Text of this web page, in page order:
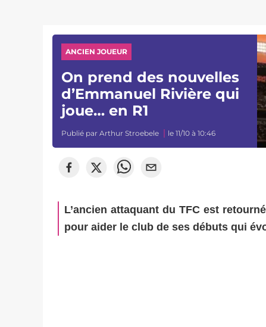
ANCIEN JOUEUR
On prend des nouvelles
d’Emmanuel Rivière qui
joue… en R1
Publié parArthur Stroebele le 11/10 à 10:46
L’ancien attaquant du TFC est
pour aider le club de ses débuts qui